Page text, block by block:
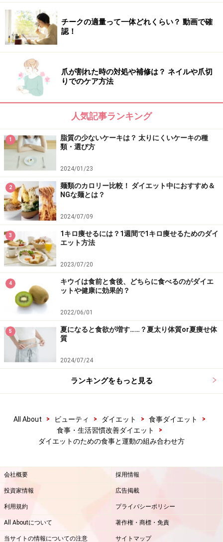
て、タイミングが合っているか確認してみましょう。
※記事内容は執筆時点のものです。最新の内容をご確認くださ
い。
※ダイエットは個人の体質、また、誤った方法による実践に起因
して体調不良を引き起こす場合があります。実践の際には、必ず
自身の体質及び健康状態を十分に考慮したうえで、正しい方法で
おこなってください。また、全ての方への有効性を保証するもの
ではありません。
【編集部おすすめの購入サイト】
Amazonでダイエット関連の書籍をチェック！
楽天市場で人気のダイエット用品をチェック！
チークの適量って一体どれくらい？ 動画で確
認！
爪が割れた時の対処や補修は？ ネイルや爪切
りでのケア方法
人気記事ランキング
1
脂質の少ないケーキは？ 太りにくいケーキの種
類・選び方
2024/01/23
2
麺類のカロリー比較！ ダイエット中におすすめ＆
NGな麺とは？
2024/07/09
3
1キロ痩せるには？1週間で1キロ痩せるためのダイ
エット方法
2023/07/20
4
キウイは食前と食後、どちらに食べるのがダイエ
ットや健康に効果的？
2022/06/01
5
夏になると食欲が増す……？夏太り体質or夏痩せ体
質
2024/07/24
ランキングをもっと見る
All About > ビューティ > ダイエット > 食事ダイエット
>
食事・生活習慣改善ダイエット
>
ダイエットのための食事と運動の組み合わせ方
会社概要 採用情報
投資家情報 広告掲載
利用規約 プライバシーポリシー
All Aboutについて 著作権・商標・免責
当サイトの情報についての注意 サイトマップ